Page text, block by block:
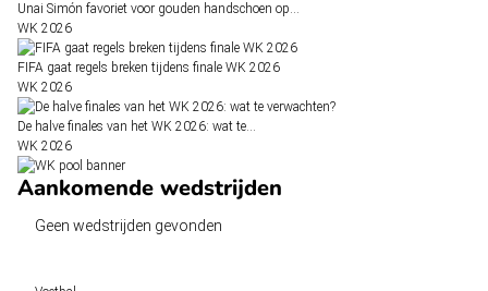
Unai Simón favoriet voor gouden handschoen op…
WK 2026
FIFA gaat regels breken tijdens finale WK 2026
WK 2026
De halve finales van het WK 2026: wat te…
WK 2026
Aankomende wedstrijden
Geen wedstrijden gevonden